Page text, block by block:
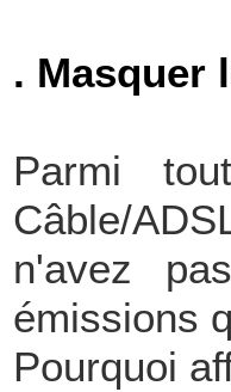
. Masquer
Parmi
Câble/
n'avez
émissions
Pourquoi